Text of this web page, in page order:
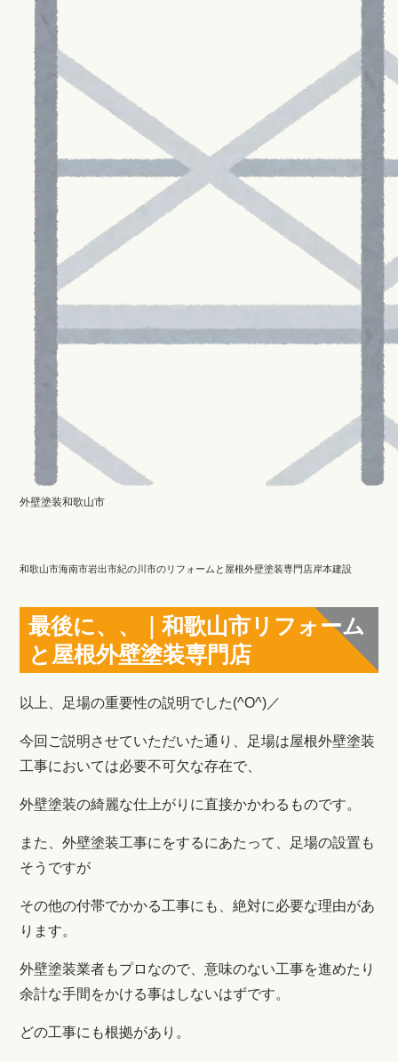
外壁塗装和歌山市
和歌山市海南市岩出市紀の川市のリフォームと屋根外壁塗装専門店岸本建設
最後に、、｜和歌山市リフォーム
と屋根外壁塗装専門店
以上、足場の重要性の説明でした(^O^)／
今回ご説明させていただいた通り、足場は屋根外壁塗装
工事においては必要不可欠な存在で、
外壁塗装の綺麗な仕上がりに直接かかわるものです。
また、外壁塗装工事にをするにあたって、足場の設置も
そうですが
その他の付帯でかかる工事にも、絶対に必要な理由があ
ります。
外壁塗装業者もプロなので、意味のない工事を進めたり
余計な手間をかける事はしないはずです。
どの工事にも根拠があり。